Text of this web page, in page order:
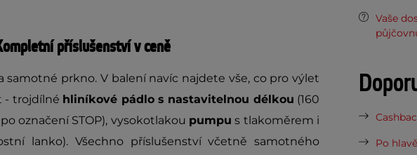
příslušenství v ceně
samotné prkno. V balení navíc najdete vše, co pro výlet
- trojdílné hliníkové pádlo s nastavitelnou délkou (160
označení STOP), vysokotlakou pumpu s tlakoměrem i
lanko). Všechno příslušenství včetně samotného
Vaše
Po